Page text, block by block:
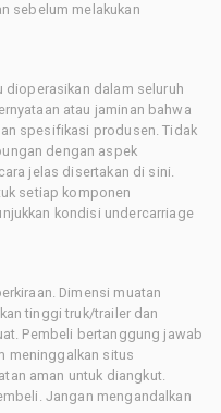
sebelum melakukan
dioperasikan dalam seluruh
atau jaminan bahwa
spesifikasi produsen. Tidak
dengan aspek
jelas disertakan di sini.
setiap komponen
kondisi undercarriage
Dimensi muatan
tinggi truk/trailer dan
Pembeli bertanggung jawab
meninggalkan situs
aman untuk diangkut.
Jangan mengandalkan